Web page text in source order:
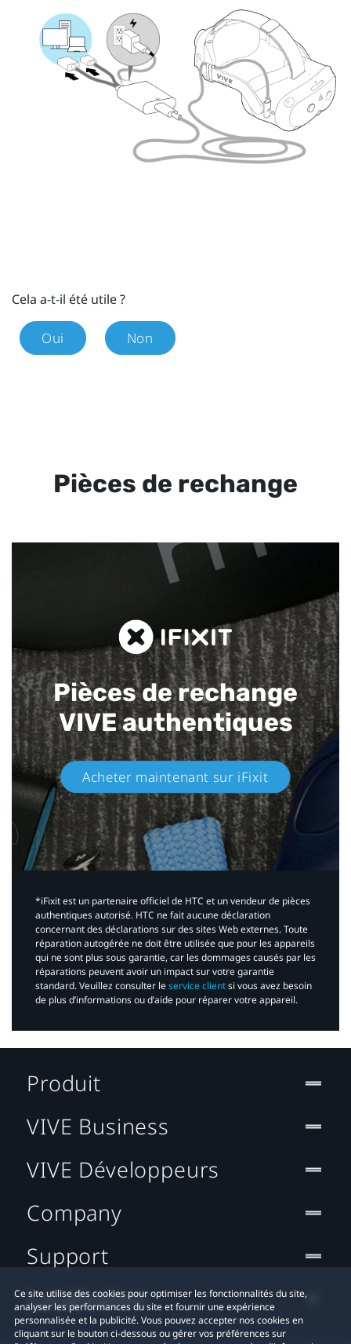
Cela a-t-il été utile ?
Oui Non
Pièces de rechange
Pièces de rechange
VIVE authentiques​
Acheter maintenant sur iFixit​
*iFixit est un partenaire officiel de HTC et un vendeur de pièces
authentiques autorisé. HTC ne fait aucune déclaration
concernant des déclarations sur des sites Web externes. Toute
réparation autogérée ne doit être utilisée que pour les appareils
qui ne sont plus sous garantie, car les dommages causés par les
réparations peuvent avoir un impact sur votre garantie
standard. Veuillez consulter leservice clientsi vous avez besoin
de plus d’informations ou d’aide pour réparer votre appareil.​
Ce site utilise des cookies pour optimiser les fonctionnalités du site,
analyser les performances du site et fournir une expérience
personnalisée et la publicité. Vous pouvez accepter nos cookies en
cliquant sur le bouton ci-dessous ou gérer vos préférences sur
Produit
VIVE Business
VIVE Développeurs
Company
Support
Localisation